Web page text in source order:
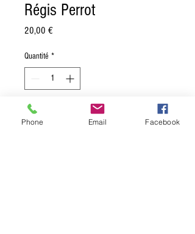
Régis Perrot
20,00 €Prix
Quantité *
Ajouter au panier
Phone Email Facebook